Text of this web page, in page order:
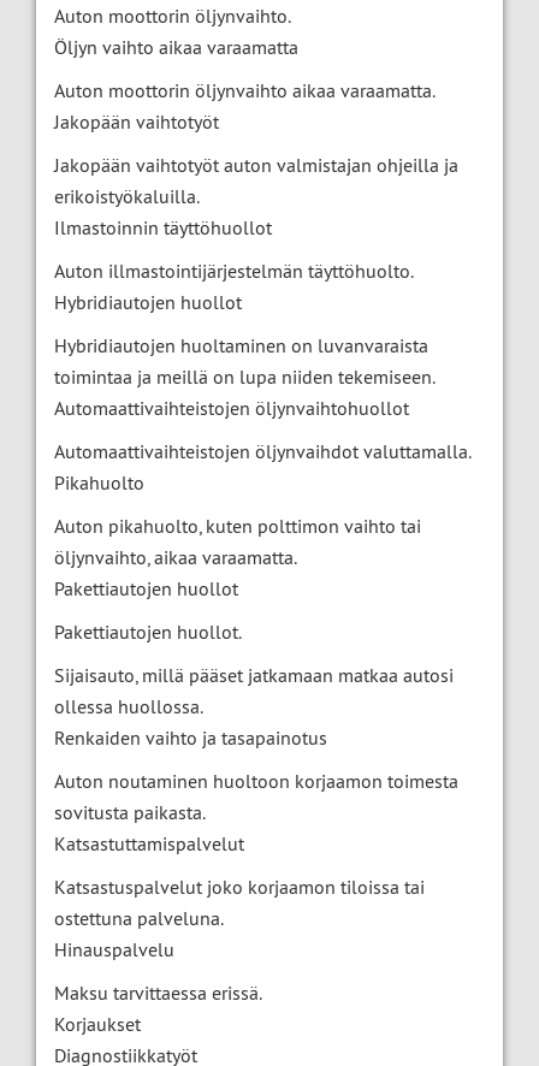
Auton moottorin öljynvaihto.
Öljyn vaihto aikaa varaamatta
Auton moottorin öljynvaihto aikaa varaamatta.
Jakopään vaihtotyöt
Jakopään vaihtotyöt auton valmistajan ohjeilla ja
erikoistyökaluilla.
Ilmastoinnin täyttöhuollot
Auton illmastointijärjestelmän täyttöhuolto.
Hybridiautojen huollot
Hybridiautojen huoltaminen on luvanvaraista
toimintaa ja meillä on lupa niiden tekemiseen.
Automaattivaihteistojen öljynvaihtohuollot
Automaattivaihteistojen öljynvaihdot valuttamalla.
Pikahuolto
Auton pikahuolto, kuten polttimon vaihto tai
öljynvaihto, aikaa varaamatta.
Pakettiautojen huollot
Pakettiautojen huollot.
Sijaisauto, millä pääset jatkamaan matkaa autosi
ollessa huollossa.
Renkaiden vaihto ja tasapainotus
Auton noutaminen huoltoon korjaamon toimesta
sovitusta paikasta.
Katsastuttamispalvelut
Katsastuspalvelut joko korjaamon tiloissa tai
ostettuna palveluna.
Hinauspalvelu
Maksu tarvittaessa erissä.
Korjaukset
Diagnostiikkatyöt